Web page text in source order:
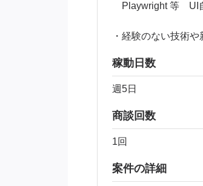
Playwright 等 UI
・経験のない技術
稼動日数
週5日
商談回数
1回
案件の詳細